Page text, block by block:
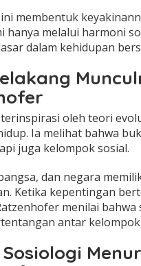
membentuk
hanya melalui harmoni
dalam kehidupan
oleh teori
Ia melihat bahwa
juga kelompok sosial.
dan negara
Ketika kepentingan
menilai
antar kelompok.